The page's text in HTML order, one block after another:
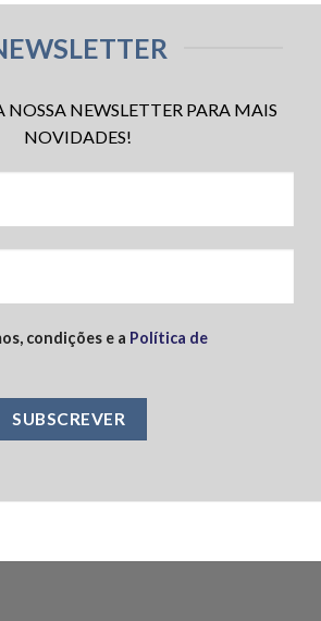
NOSSA NEWSLETTER PARA MAIS
NOVIDADES!
condições e a Política de